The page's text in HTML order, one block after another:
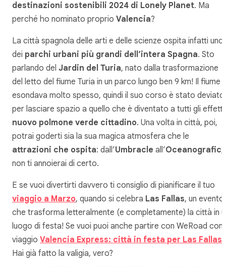
destinazioni sostenibili 2024 di Lonely Planet. Ma
perché ho nominato proprio Valencia?
La città spagnola delle arti e delle scienze ospita infatti uno
dei parchi urbani più grandi dell’intera Spagna. Sto
parlando del Jardin del Turia, nato dalla trasformazione
del letto del fiume Turia in un parco lungo ben 9 km! Il fiume
esondava molto spesso, quindi il suo corso è stato deviato
per lasciare spazio a quello che è diventato a tutti gli effetti
nuovo polmone verde cittadino. Una volta in città, poi,
potrai goderti sia la sua magica atmosfera che le
attrazioni che ospita: dall’Umbracle all’Oceanografic,
non ti annoierai di certo.
E se vuoi divertirti davvero ti consiglio di pianificare il tuo
viaggio a Marzo, quando si celebra Las Fallas, un evento
che trasforma letteralmente (e completamente) la città in
luogo di festa! Se vuoi puoi anche partire con WeRoad con
viaggio Valencia Express: città in festa per Las Fallas
Hai già fatto la valigia, vero?